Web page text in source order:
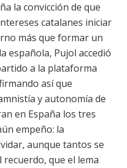
la convicción de que
catalanes iniciar
más que formar un
española, Pujol accedió
a la plataforma
así que
y autonomía de
en España los tres
empeño: la
aunque tantos se
que el lema